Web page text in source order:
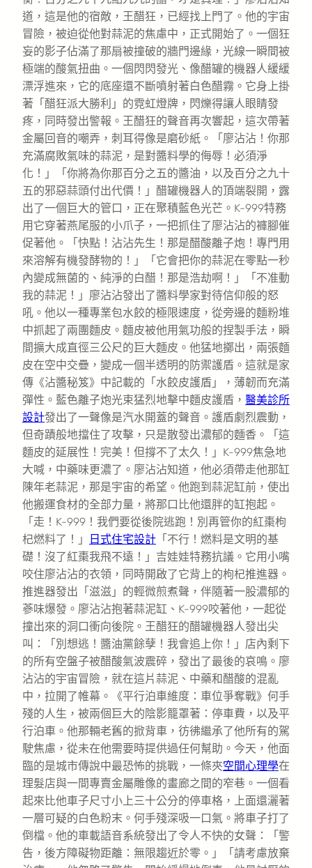
道，這是他的宿敵，王醋狂，已經找上門了。他的宇宙
冒險，被迫從他對蒜泥的焦慮中，正式開始了。一個狂
妄的影子佔滿了那扇被撞破的牆門邊緣，光線一瞬間被
極端的酸氣扭曲。一個閃閃發光、像醋罐的機器人緩緩
漂浮進來，它的底座還不斷噴射著白色醋霧。它身上掛
著「醋狂派大勝利」的霓虹燈牌，閃爍得讓人眼睛發
疼，同時發出警報。王醋狂的聲音再次響起，這次帶著
金屬回音的嘲弄，刺耳得像是磨砂紙。「廖沾沾！你那
充滿腐敗氣味的蒜泥，是對醬料學的侮辱！必須淨
化！」「你將為你那百分之五的醬油，以及百分之九十
五的邪惡蒜頭付出代價！」醋罐機器人的頂端裂開，露
出了一個巨大的管口，正在聚積藍色光芒。K-999特務
用它穿著燕尾服的小爪子，一把抓住了廖沾沾的褲腳催
促著他。「快點！沾沾先生！那是醋酸離子炮！專門用
來溶解有機發酵物的！」「它會把你的蒜泥在零點一秒
內變成無菌的、純淨的白醋！那是浩劫啊！」「不准動
我的蒜泥！」廖沾沾發出了醬料學家對待信仰般的怒
吼。他以一種專業包水餃的極限速度，從旁邊的麵粉堆
中抓起了兩團麵皮。麵皮被他用氣功般的捏製手法，瞬
間擴大成直徑三公尺的巨大麵皮。他猛地擲出，兩張麵
皮在空中交疊，變成一個半透明的防禦護盾。這就是家
傳《沾醬秘笈》中記載的「水餃皮護盾」，薄韌而充滿
彈性。藍色離子炮光束猛烈地擊中麵皮護盾， 醫美診所
設計發出了一聲像是汽水開蓋的聲音。護盾劇烈震動，
但奇蹟般地擋住了攻擊，只是散發出濃郁的麵香。「這
麵皮的延展性！完美！但撐不了太久！」K-999焦急地
大喊，中藥味更濃了。廖沾沾知道，他必須帶走他那缸
陳年老蒜泥，那是宇宙的希望。他跑到蒜泥缸前，使出
他搬運食材的全部力量，將那口比他還胖的缸抱起。
「走！K-999！我們要從後院逃跑！別再管你的紅棗枸
杞燃料了！」
日式住宅設計 「不行！燃料是文明的基
礎！沒了紅棗我飛不遠！」吉娃娃特務抗議。它用小嘴
咬住廖沾沾的衣領，同時開啟了它背上的枸杞推進器。
推進器發出「滋滋」的輕微煎煮聲，伴隨著一股濃郁的
蔘味爆發。廖沾沾抱著蒜泥缸、K-999咬著他，一起從
撞出來的洞口衝向後院。王醋狂的醋罐機器人發出尖
叫：「別想逃！醬油黨餘孽！我會追上你！」店內剩下
的所有空盤子被醋酸氣波震碎，發出了最後的哀鳴。廖
沾沾的宇宙冒險，就在這片蒜泥、中藥和醋酸的混亂
中，拉開了帷幕。《平行泊車維度：車位爭奪戰》何手
殘的人生，被兩個巨大的陰影籠罩著：停車費，以及平
行泊車。他那輛老舊的掀背車，彷彿繼承了他所有的駕
駛焦慮，從未在他需要時提供過任何幫助。今天，他面
臨的是城市傳說中最恐怖的挑戰，一條夾空間心理學在
理髮店與一間專賣金屬雕像的畫廊之間的窄巷。一個看
起來比他車子尺寸小上三十公分的停車格，上面還灑著
一層可疑的白色粉末。何手殘深吸一口氣。將車子打了
倒檔。他的車載語音系統發出了令人不快的女聲：「警
告，後方障礙物距離：無限趨近於零。」「請考慮放棄